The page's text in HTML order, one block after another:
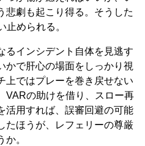
悲劇も起こり得る。そうした
止められる。
インシデント自体を見逃す
かで肝心の場面をしっかり視
上ではプレーを巻き戻せない
VARの助けを借り、スロー再
活用すれば、誤審回避の可能
たほうが、レフェリーの尊厳
。